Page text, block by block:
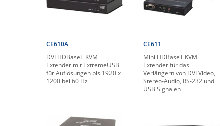
CE610A
DVI HDBaseT KVM
Extender mit ExtremeUSB
für Auflösungen bis 1920 x
1200 bei 60 Hz
CE611
Mini HDBaseT KVM
Extender für das
Verlängern von DVI Video,
Stereo-Audio, RS-232 und
USB Signalen